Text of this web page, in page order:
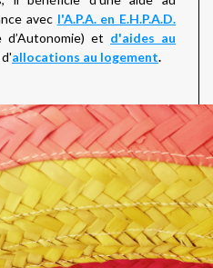
avec l'A.P.A. en E.H.P.A.D.
d’Autonomie) et d'aides au
allocations au logement.